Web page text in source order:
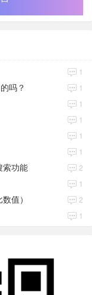
1
吗？ 1
1
1
1
1
索功能 2
1
值） 2
1